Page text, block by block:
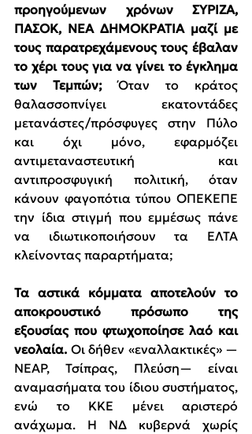
προηγούμενων χρόνων ΣΥΡΙΖΑ,
ΠΑΣΟΚ, ΝΕΑ ΔΗΜΟΚΡΑΤΙΑ μαζί με
τους παρατρεχάμενους τους έβαλαν
το χέρι τους για να γίνει το έγκλημα
των Τεμπών; Όταν το κράτος
θαλασσοπνίγει εκατοντάδες
μετανάστες/πρόσφυγες στην Πύλο
και όχι μόνο, εφαρμόζει
αντιμεταναστευτική και
αντιπροσφυγική πολιτική, όταν
κάνουν φαγοπότια τύπου ΟΠΕΚΕΠΕ
την ίδια στιγμή που εμμέσως πάνε
να ιδιωτικοποιήσουν τα ΕΛΤΑ
κλείνοντας παραρτήματα;
Τα αστικά κόμματα αποτελούν το
αποκρουστικό πρόσωπο της
εξουσίας που φτωχοποίησε λαό και
νεολαία. Οι δήθεν «εναλλακτικές» —
ΝΕΑΡ, Τσίπρας, Πλεύση— είναι
αναμασήματα του ίδιου συστήματος,
ενώ το ΚΚΕ μένει αριστερό
ανάχωμα. Η ΝΔ κυβερνά χωρίς